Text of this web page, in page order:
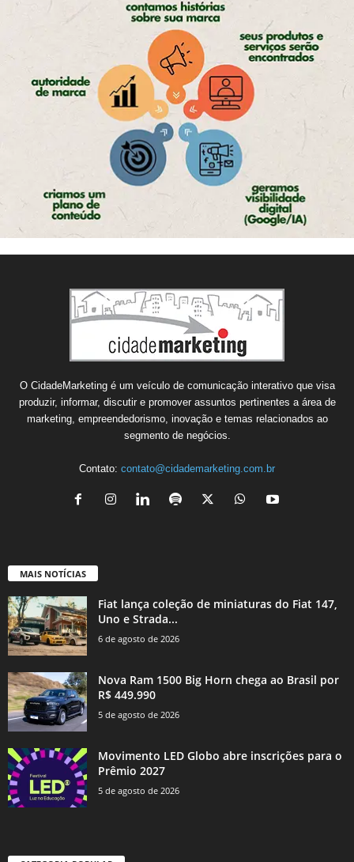
O CidadeMarketing é um veículo de comunicação interativo que visa
produzir, informar, discutir e promover assuntos pertinentes a área de
marketing, empreendedorismo, inovação e temas relacionados ao
segmento de negócios.
Contato: contato@cidademarketing.com.br
MAIS NOTÍCIAS
Fiat lança coleção de miniaturas do Fiat 147,
Uno e Strada...
6 de agosto de 2026
Nova Ram 1500 Big Horn chega ao Brasil por
R$ 449.990
5 de agosto de 2026
Movimento LED Globo abre inscrições para o
Prêmio 2027
5 de agosto de 2026